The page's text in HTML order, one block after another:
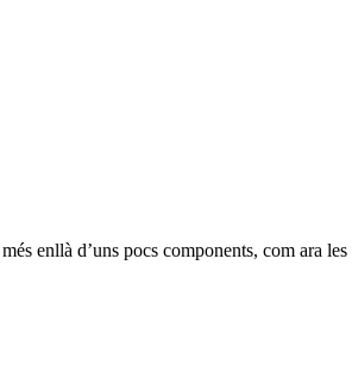
enllà d’uns pocs components, com ara